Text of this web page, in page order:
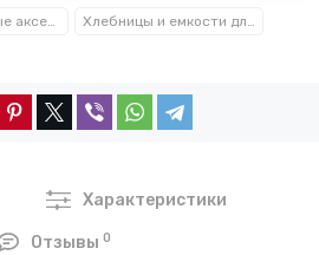
Посуда, кухонные аксессуары и принадлежности TM Kamille TM Ofenbach Хлебницы и емкости для хранения Kamille™ Ofenbach™
Характеристики
Отзывы0